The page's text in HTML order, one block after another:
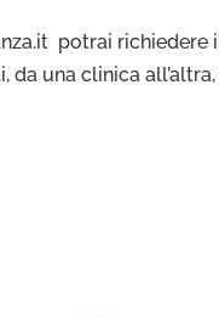
potrai richiedere
da una clinica